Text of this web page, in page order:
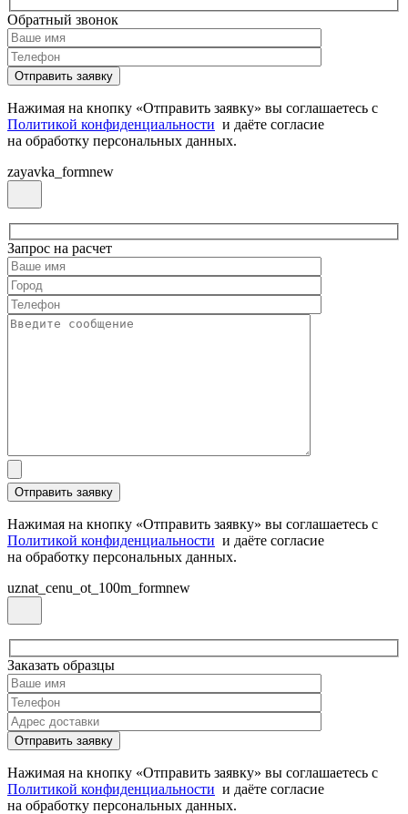
Обратный звонок
Нажимая на кнопку «Отправить заявку» вы соглашаетесь с
Политикой конфиденциальности и даёте согласие
на обработку персональных данных.
zayavka_formnew
Запрос на расчет
Нажимая на кнопку «Отправить заявку» вы соглашаетесь с
Политикой конфиденциальности и даёте согласие
на обработку персональных данных.
uznat_cenu_ot_100m_formnew
Заказать образцы
Нажимая на кнопку «Отправить заявку» вы соглашаетесь с
Политикой конфиденциальности и даёте согласие
на обработку персональных данных.